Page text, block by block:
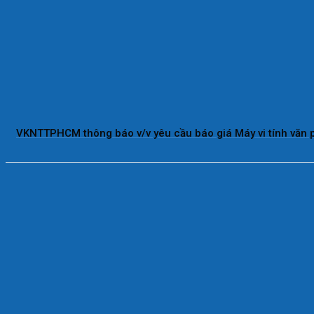
VKNTTPHCM thông báo v/v yêu cầu báo giá Máy vi tính văn